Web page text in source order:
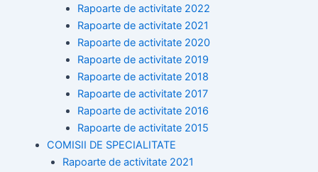
Rapoarte de activitate 2022
Rapoarte de activitate 2021
Rapoarte de activitate 2020
Rapoarte de activitate 2019
Rapoarte de activitate 2018
Rapoarte de activitate 2017
Rapoarte de activitate 2016
Rapoarte de activitate 2015
COMISII DE SPECIALITATE
Rapoarte de activitate 2021